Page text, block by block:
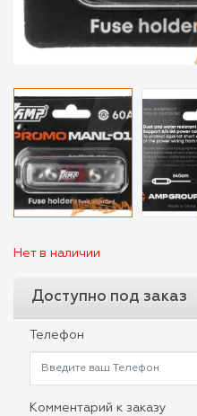
Нет в наличии
Доступно под заказ
Телефон
Комментарий к заказу